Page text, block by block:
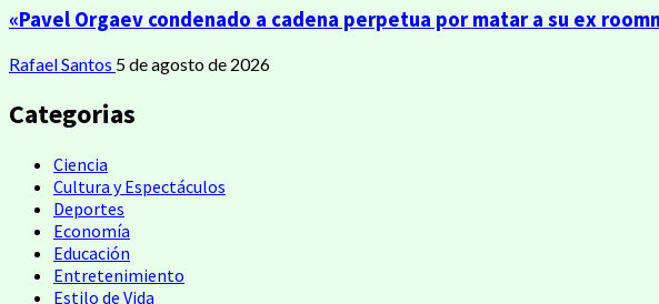
«Pavel Orgaev condenado a cadena perpetua por matar a su ex
Rafael Santos 5 de agosto de 2026
Categorias
Ciencia
Cultura y Espectáculos
Deportes
Economía
Educación
Entretenimiento
Estilo de Vida